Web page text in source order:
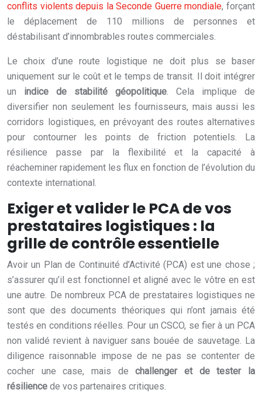
conflits violents depuis la Seconde Guerre mondiale, forçant
le déplacement de 110 millions de personnes et
déstabilisant d’innombrables routes commerciales.
Le choix d’une route logistique ne doit plus se baser
uniquement sur le coût et le temps de transit. Il doit intégrer
un indice de stabilité géopolitique. Cela implique de
diversifier non seulement les fournisseurs, mais aussi les
corridors logistiques, en prévoyant des routes alternatives
pour contourner les points de friction potentiels. La
résilience passe par la flexibilité et la capacité à
réacheminer rapidement les flux en fonction de l’évolution du
contexte international.
Exiger et valider le PCA de vos
prestataires logistiques : la
grille de contrôle essentielle
Avoir un Plan de Continuité d’Activité (PCA) est une chose ;
s’assurer qu’il est fonctionnel et aligné avec le vôtre en est
une autre. De nombreux PCA de prestataires logistiques ne
sont que des documents théoriques qui n’ont jamais été
testés en conditions réelles. Pour un CSCO, se fier à un PCA
non validé revient à naviguer sans bouée de sauvetage. La
diligence raisonnable impose de ne pas se contenter de
cocher une case, mais dechallenger et de tester la
résilience de vos partenaires critiques.